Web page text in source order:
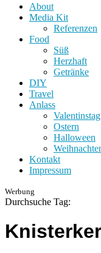
About
Media Kit
Referenzen
Food
Süß
Herzhaft
Getränke
DIY
Travel
Anlass
Valentinstag
Ostern
Halloween
Kontakt
Impressum
Werbung
Durchsuche Tag: